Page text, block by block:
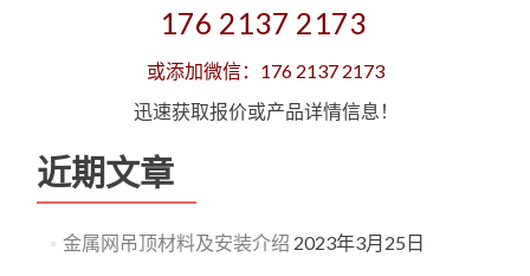
176 2137 2173
或添加微信：176 2137 2173
迅速获取报价或产品详情信息！
近期文章
金属网吊顶材料及安装介绍 2023年3月25日